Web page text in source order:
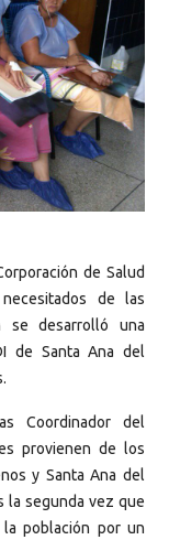
de Salud
de las
se desarrolló una
de Santa Ana del
Coordinador del
provienen de los
y Santa Ana del
la segunda vez que
población por un